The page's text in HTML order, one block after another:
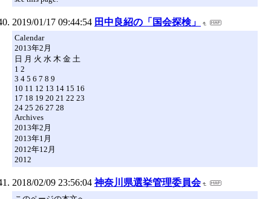
2019/01/17 09:44:54 田中良紹の「国会探検」
Calendar
2013年2月
日 月 火 水 木 金 土
1 2
3 4 5 6 7 8 9
10 11 12 13 14 15 16
17 18 19 20 21 22 23
24 25 26 27 28
Archives
2013年2月
2013年1月
2012年12月
2012
2018/02/09 23:56:04 神奈川県選挙管理委員会